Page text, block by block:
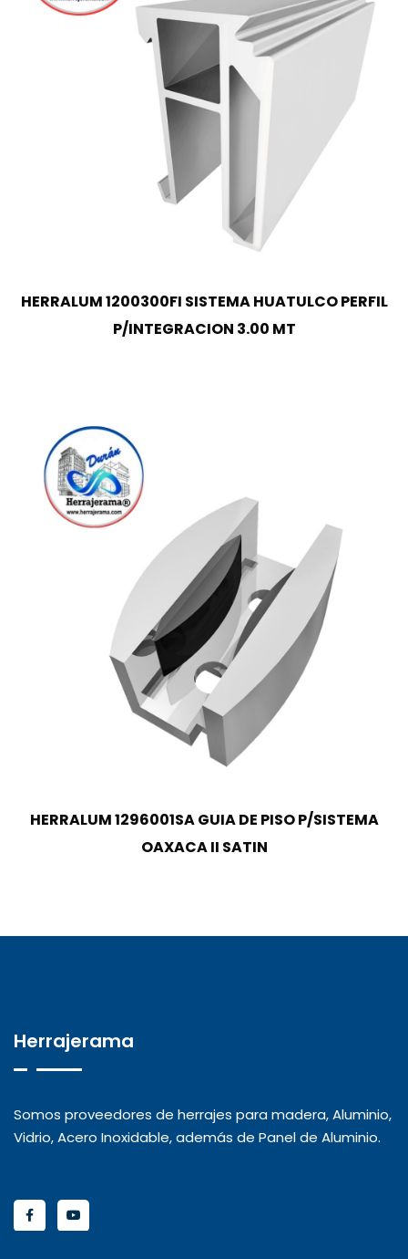
HERRALUM 1200300FI SISTEMA HUATULCO PERFIL
P/INTEGRACION 3.00 MT
HERRALUM 1296001SA GUIA DE PISO P/SISTEMA
OAXACA II SATIN
Herrajerama
Somos proveedores de herrajes para madera, Aluminio,
Vidrio, Acero Inoxidable, además de Panel de Aluminio.